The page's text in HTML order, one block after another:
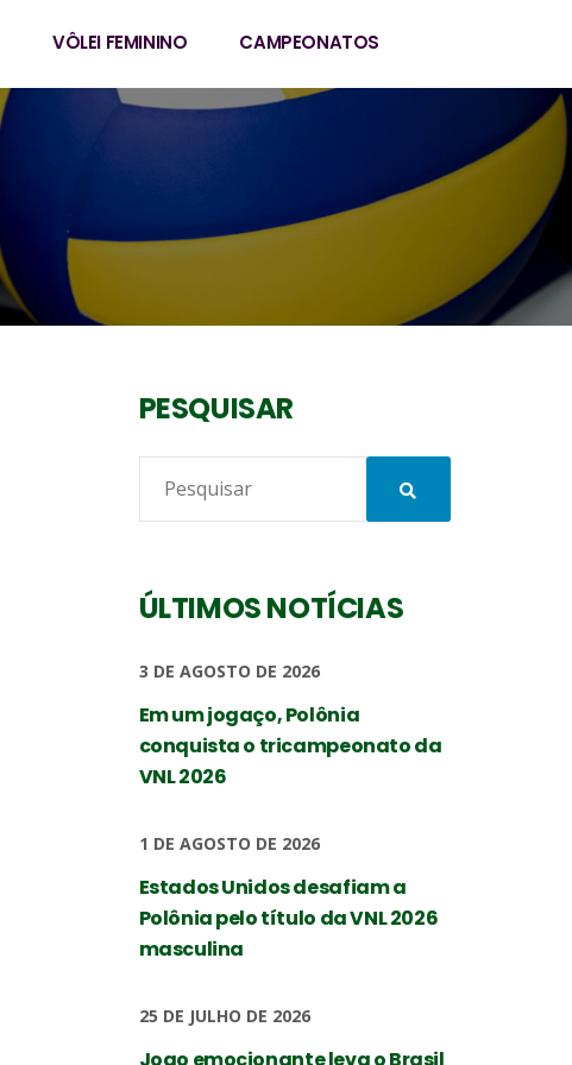
VÔLEI FEMININO CAMPEONATOS
PESQUISAR
ÚLTIMOS NOTÍCIAS
3 DE AGOSTO DE 2026
Em um jogaço, Polônia
conquista o tricampeonato da
VNL 2026
1 DE AGOSTO DE 2026
Estados Unidos desafiam a
Polônia pelo título da VNL 2026
masculina
25 DE JULHO DE 2026